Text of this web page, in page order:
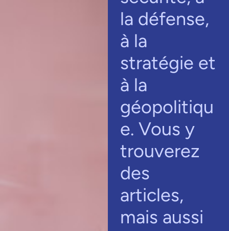
la défense,
à la
stratégie et
à la
géopolitiqu
e. Vous y
trouverez
des
articles,
mais aussi